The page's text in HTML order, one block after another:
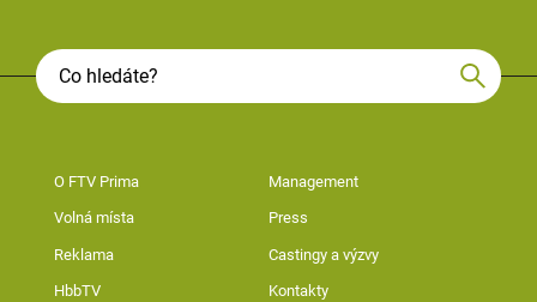
O FTV Prima Management
Volná místa Press
Reklama Castingy a výzvy
HbbTV Kontakty